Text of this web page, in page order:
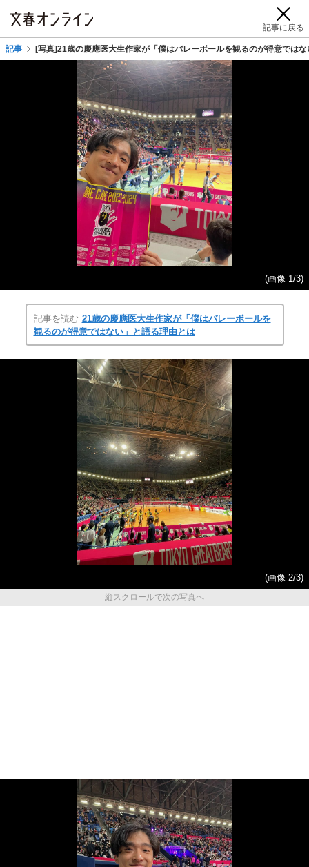
記事に戻る
記事 [写真]21歳の慶應医大生作家が「僕はバレーボールを観るのが得意では
(画像 1/3)
記事を読む 21歳の慶應医大生作家が「僕はバレーボールを
観るのが得意ではない」と語る理由とは
(画像 2/3)
縦スクロールで次の写真へ